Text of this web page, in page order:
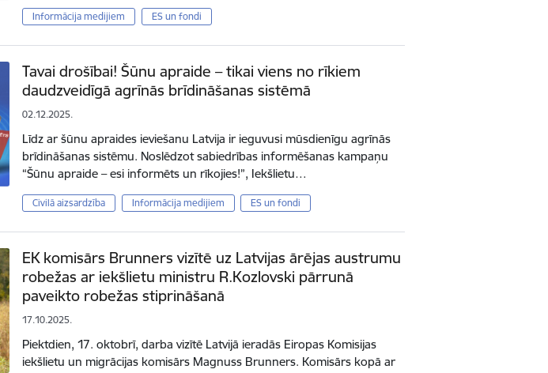
Informācija medijiem ES un fondi
Tavai drošībai! Šūnu apraide – tikai viens no rīkiem
daudzveidīgā agrīnās brīdināšanas sistēmā
02.12.2025.
Līdz ar šūnu apraides ieviešanu Latvija ir ieguvusi mūsdienīgu agrīnās
brīdināšanas sistēmu. Noslēdzot sabiedrības informēšanas kampaņu
“Šūnu apraide – esi informēts un rīkojies!”, Iekšlietu…
Civilā aizsardzība Informācija medijiem ES un fondi
EK komisārs Brunners vizītē uz Latvijas ārējas austrumu
robežas ar iekšlietu ministru R.Kozlovski pārrunā
paveikto robežas stiprināšanā
17.10.2025.
Piektdien, 17. oktobrī, darba vizītē Latvijā ieradās Eiropas Komisijas
iekšlietu un migrācijas komisārs Magnuss Brunners. Komisārs kopā ar